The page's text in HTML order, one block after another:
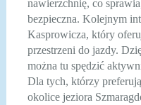
nawierzchnię, co
bezpieczna. Kolejnym
Kasprowicza, który
przestrzeni do jazdy.
można tu spędzić
Dla tych, którzy preferują
okolice jeziora